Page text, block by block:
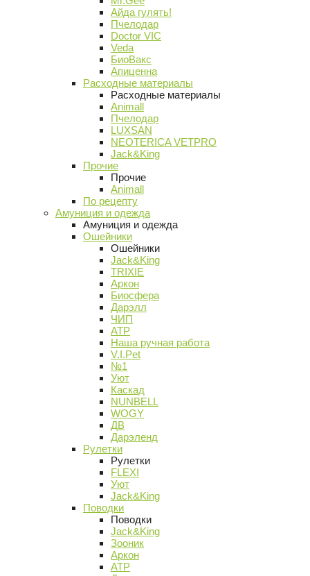
Айда гулять!
Пчелодар
Doctor VIC
Veda
БиоВакс
Апиценна
Расходные материалы
Расходные материалы
Animall
Пчелодар
LUXSAN
NEOTERICA VETPRO
Jack&King
Прочие
Прочие
Animall
По рецепту
Амуниция и одежда
Амуниция и одежда
Ошейники
Ошейники
Jack&King
TRIXIE
Аркон
Биосфера
Дарэлл
ЧИП
АТР
Наша ручная работа
V.I.Pet
№1
Уют
Каскад
NUNBELL
WOGY
ДВ
Дарэленд
Рулетки
Рулетки
FLEXI
Уют
Jack&King
Поводки
Поводки
Jack&King
Зооник
Аркон
АТР